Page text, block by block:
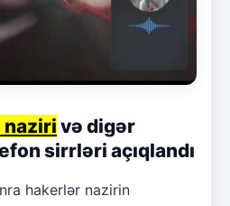
naziri və digər
sirrləri açıqlandı
hakerlər nazirin